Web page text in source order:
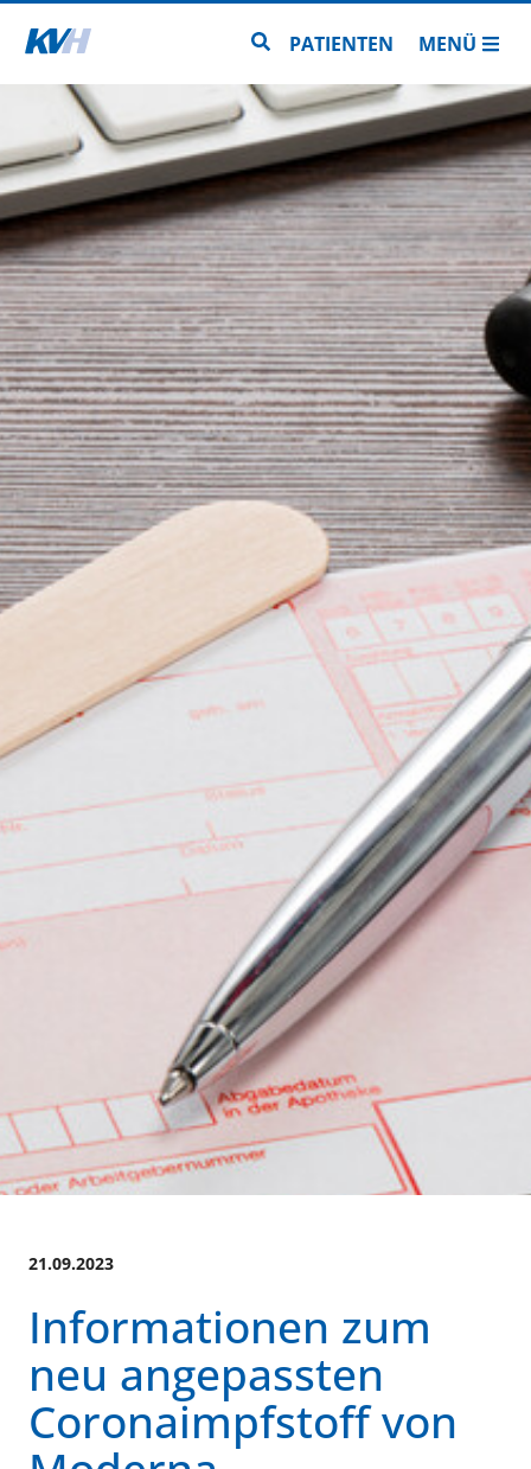
Zur Startseite Zur Seitensuche
PATIENTEN MENÜ
21.09.2023
Informationen zum
neu angepassten
Coronaimpfstoff von